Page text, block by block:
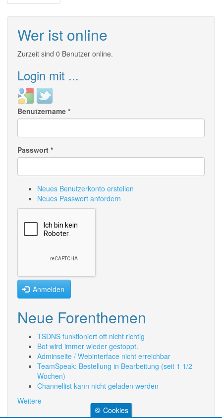
Wer ist online
Zurzeit sind 0 Benutzer online.
Login mit ...
Login
with
Google
Login
with
Twitter
Benutzername *
Passwort *
Neues Benutzerkonto erstellen
Neues Passwort anfordern
Anmelden
Neue Forenthemen
TSDNS funktioniert oft nicht richtig
Bot wird immer wieder gestoppt.
Adminseite / Webinterface nicht erreichbar
TeamSpeak: Bestellung in Bearbeitung (seit 1 1/2
Wochen)
Channellist kann nicht geladen werden
Weitere
🍪 Cookies